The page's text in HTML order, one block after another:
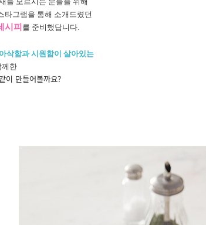
타그램을 통해 소개드렸던
시피 를 준비했답니다.
삭함과 시원함이 살아있는
께한
이 만들어볼까요?